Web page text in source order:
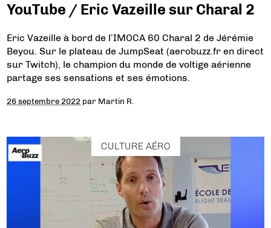
YouTube / Eric Vazeille sur Charal 2
Eric Vazeille à bord de l’IMOCA 60 Charal 2 de Jérémie
Beyou. Sur le plateau de JumpSeat (aerobuzz.fr en direct
sur Twitch), le champion du monde de voltige aérienne
partage ses sensations et ses émotions.
26 septembre 2022 par Martin R.
CULTURE AÉRO